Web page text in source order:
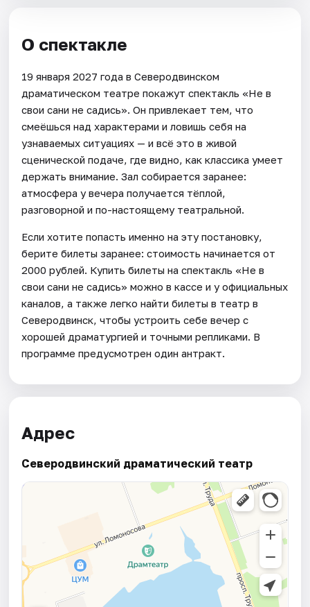
О спектакле
19 января 2027 года в Северодвинском
драматическом театре покажут спектакль «Не в
свои сани не садись». Он привлекает тем, что
смеёшься над характерами и ловишь себя на
узнаваемых ситуациях — и всё это в живой
сценической подаче, где видно, как классика умеет
держать внимание. Зал собирается заранее:
атмосфера у вечера получается тёплой,
разговорной и по-настоящему театральной.
Если хотите попасть именно на эту постановку,
берите билеты заранее: стоимость начинается от
2000 рублей. Купить билеты на спектакль «Не в
свои сани не садись» можно в кассе и у официальных
каналов, а также легко найти билеты в театр в
Северодвинск, чтобы устроить себе вечер с
хорошей драматургией и точными репликами. В
программе предусмотрен один антракт.
Адрес
Северодвинский драматический театр